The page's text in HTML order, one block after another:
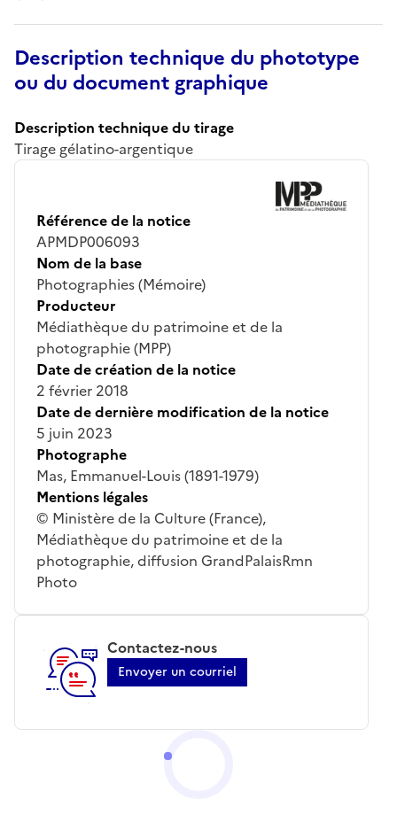
Description technique du phototype
ou du document graphique
Description technique du tirage
Tirage gélatino-argentique
Référence de la notice
APMDP006093
Nom de la base
Photographies (Mémoire)
Producteur
Médiathèque du patrimoine et de la
photographie (MPP)
Date de création de la notice
2 février 2018
Date de dernière modification de la notice
5 juin 2023
Photographe
Mas, Emmanuel-Louis (1891-1979)
Mentions légales
© Ministère de la Culture (France),
Médiathèque du patrimoine et de la
photographie, diffusion GrandPalaisRmn
Photo
Contactez-nous
Envoyer un courriel